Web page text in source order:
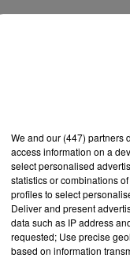
We and our (447) partners
access information on a
select personalised
statistics or combinations
profiles to select
Deliver and present
data such as IP address
requested; Use precise
based on information